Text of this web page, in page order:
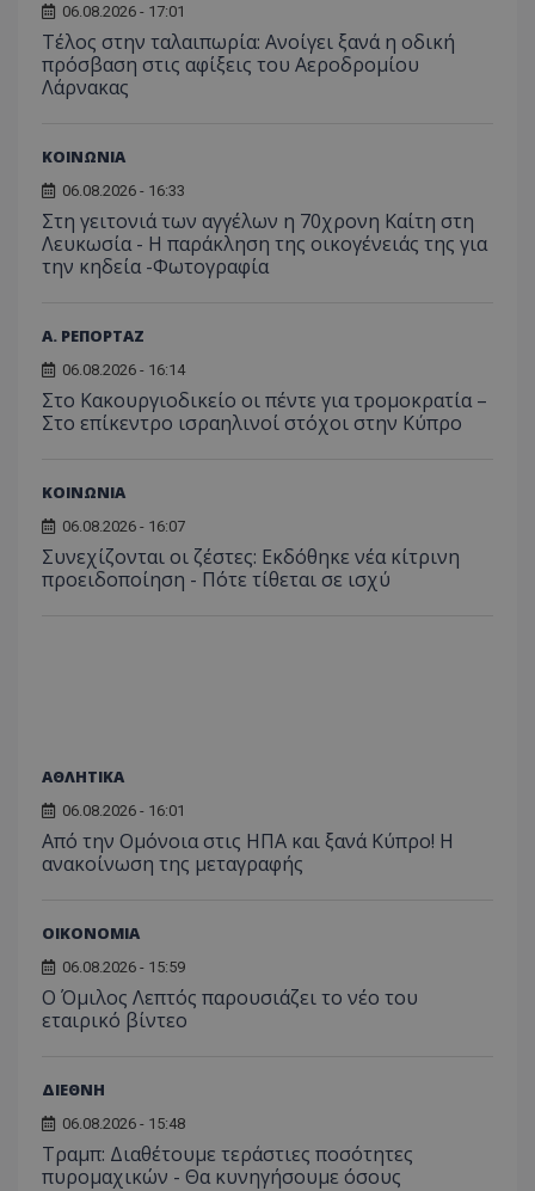
06.08.2026 - 17:01
Τέλος στην ταλαιπωρία: Ανοίγει ξανά η οδική
πρόσβαση στις αφίξεις του Αεροδρομίου
Λάρνακας
ΚΟΙΝΩΝΙΑ
06.08.2026 - 16:33
Στη γειτονιά των αγγέλων η 70χρονη Καίτη στη
Λευκωσία - Η παράκληση της οικογένειάς της για
την κηδεία -Φωτογραφία
Α. ΡΕΠΟΡΤΑΖ
06.08.2026 - 16:14
Στο Κακουργιοδικείο οι πέντε για τρομοκρατία –
Στο επίκεντρο ισραηλινοί στόχοι στην Κύπρο
ΚΟΙΝΩΝΙΑ
06.08.2026 - 16:07
Συνεχίζονται οι ζέστες: Εκδόθηκε νέα κίτρινη
προειδοποίηση - Πότε τίθεται σε ισχύ
ΑΘΛΗΤΙΚΑ
06.08.2026 - 16:01
Από την Ομόνοια στις ΗΠΑ και ξανά Κύπρο! Η
ανακοίνωση της μεταγραφής
ΟΙΚΟΝΟΜΙΑ
06.08.2026 - 15:59
Ο Όμιλος Λεπτός παρουσιάζει το νέο του
εταιρικό βίντεο
ΔΙΕΘΝΗ
06.08.2026 - 15:48
Τραμπ: Διαθέτουμε τεράστιες ποσότητες
πυρομαχικών - Θα κυνηγήσουμε όσους